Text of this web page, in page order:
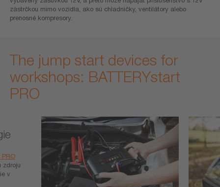
zástrčkou mimo vozidla, ako sú chladničky, ventilátory alebo
prenosné kompresory.
The jump start devices for
workshops: BATTERYstart
PRO
zdroju
v